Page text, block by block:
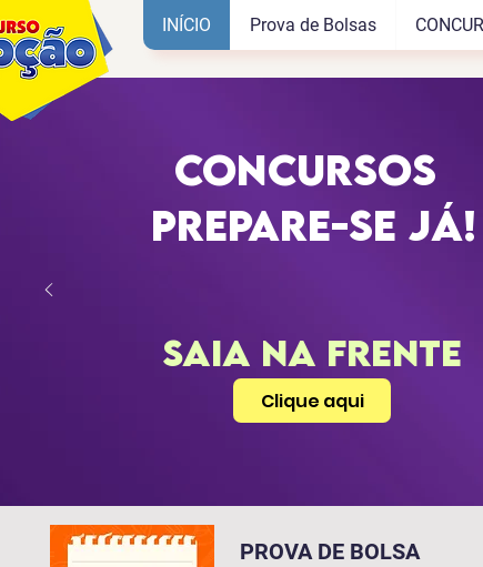
INÍCIO Prova de Bolsas
CONCURSOS
prepare-se JÁ!
SAIA NA FRENTE
Clique aqui
PROVA DE BOLSA